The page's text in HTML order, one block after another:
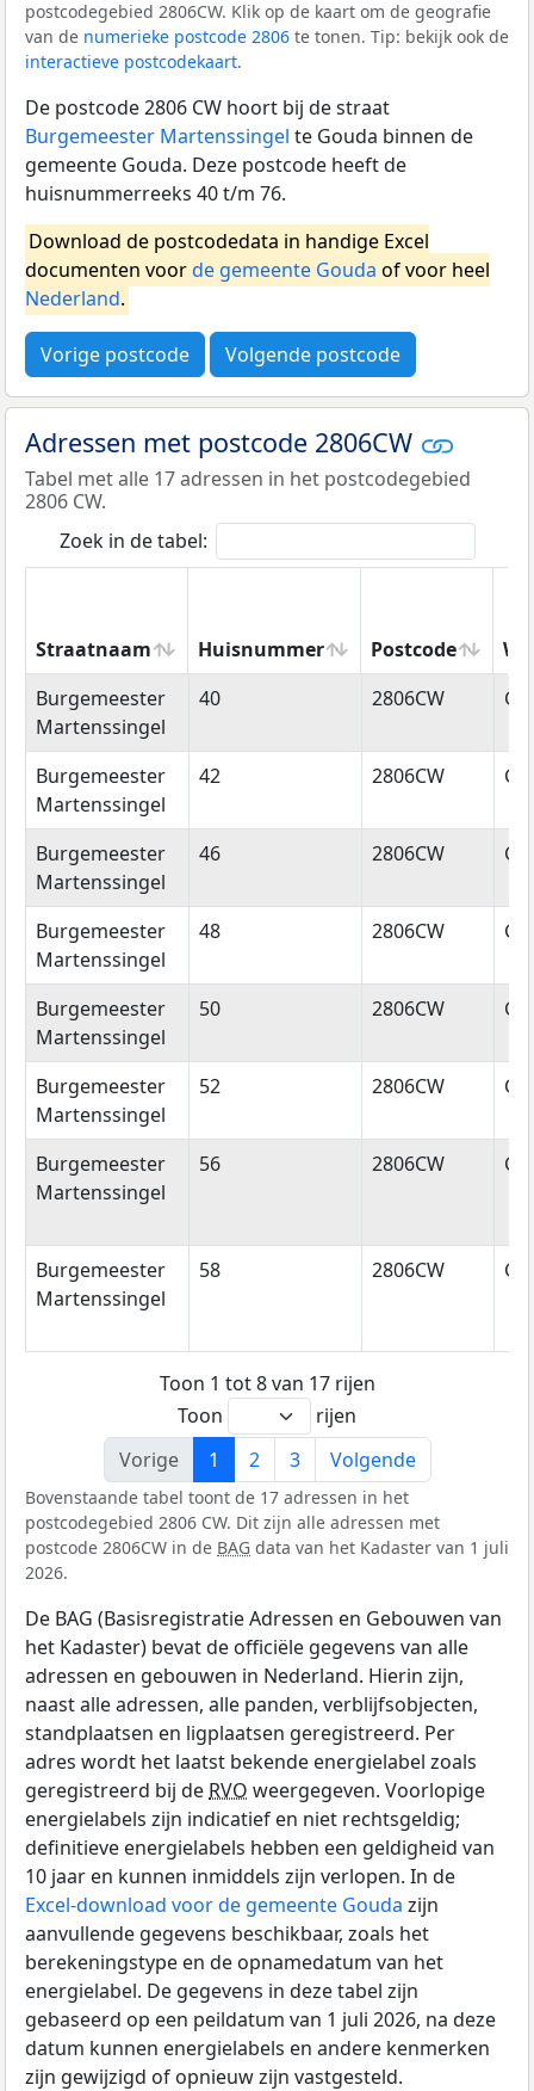
postcodegebied 2806CW. Klik op de kaart om de geografie
van de numerieke postcode 2806 te tonen. Tip: bekijk ook de
interactieve postcodekaart.
De postcode 2806 CW hoort bij de straat
Burgemeester Martenssingel te Gouda binnen de
gemeente Gouda. Deze postcode heeft de
huisnummerreeks 40 t/m 76.
Download de postcodedata in handige Excel
documenten voorde gemeente Gouda of voor heel
Nederland.
Vorige postcode Volgende postcode
Adressen met postcode 2806CW
Tabel met alle 17 adressen in het postcodegebied
2806 CW.
Zoek in de tabel:
Straatnaam Huisnummer Postcode
Straatnaam
Huisnummer Postcode
Burgemeester
Martenssingel
40 2806CW
Burgemeester
Martenssingel
42 2806CW
Burgemeester
Martenssingel
46 2806CW
Burgemeester
Martenssingel
48 2806CW
Burgemeester
Martenssingel
50 2806CW
Burgemeester
Martenssingel
52 2806CW
Burgemeester
Martenssingel
56 2806CW
Burgemeester
Martenssingel
58 2806CW
Toon 1 tot 8 van 17 rijen
Toon
rijen
Vorige
1 2 3 Volgende
Bovenstaande tabel toont de 17 adressen in het
postcodegebied 2806 CW. Dit zijn alle adressen met
postcode 2806CW in de BAG data van het Kadaster van 1 juli
2026.
De BAG (Basisregistratie Adressen en Gebouwen van
het Kadaster) bevat de officiële gegevens van alle
adressen en gebouwen in Nederland. Hierin zijn,
naast alle adressen, alle panden, verblijfsobjecten,
standplaatsen en ligplaatsen geregistreerd. Per
adres wordt het laatst bekende energielabel zoals
geregistreerd bij de RVO weergegeven. Voorlopige
energielabels zijn indicatief en niet rechtsgeldig;
definitieve energielabels hebben een geldigheid van
10 jaar en kunnen inmiddels zijn verlopen. In de
Excel-download voor de gemeente Gouda zijn
aanvullende gegevens beschikbaar, zoals het
berekeningstype en de opnamedatum van het
energielabel. De gegevens in deze tabel zijn
gebaseerd op een peildatum van 1 juli 2026, na deze
datum kunnen energielabels en andere kenmerken
zijn gewijzigd of opnieuw zijn vastgesteld.